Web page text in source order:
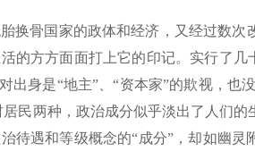
换骨国家的政体和经济，又经过数次
的方方面面打上它的印记。实行了几
身是“地主”、“资本家”的欺视，也
民两种，政治成分似乎淡出了人们的
待遇和等级概念的“成分”，却如幽灵